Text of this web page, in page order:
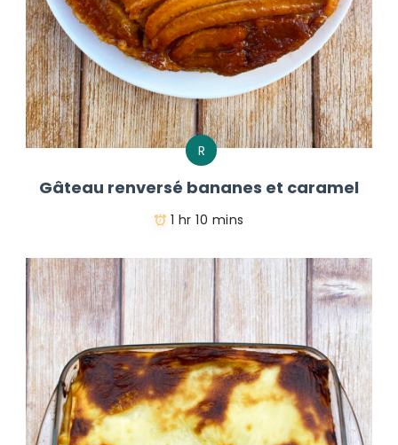
R
Gâteau renversé bananes et caramel
1 hr 10 mins